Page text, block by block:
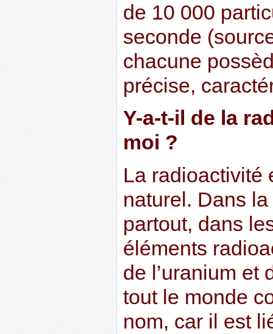
de 10 000
seconde
chacune
précise,
Y-a-t-il de la
moi ?
La radioactivité
naturel. Dans
partout, dans
éléments
de l’uranium et
tout le monde
nom, car il est